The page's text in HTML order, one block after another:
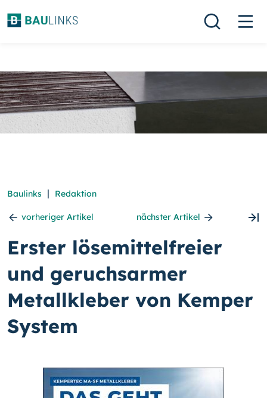
Baulinks | Redaktion
vorheriger Artikel nächster Artikel
Erster lösemittelfreier
und geruchsarmer
Metallkleber von Kemper
System